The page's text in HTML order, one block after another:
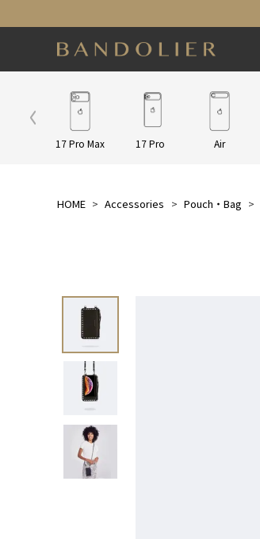
17 Pro Max 17 Pro Air
HOME Accessories Pouch・Bag